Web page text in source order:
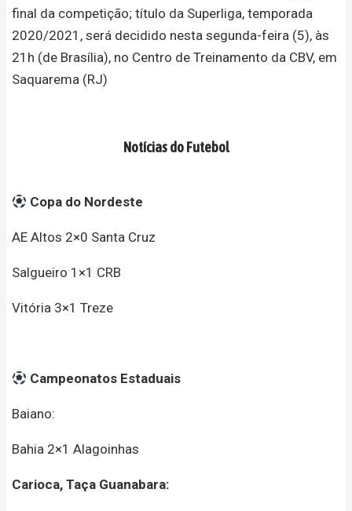
final da competição; título da Superliga, temporada
2020/2021, será decidido nesta segunda-feira (5), às
21h (de Brasília), no Centro de Treinamento da CBV, em
Saquarema (RJ)
Notícias do Futebol
Copa do Nordeste
AE Altos 2×0 Santa Cruz
Salgueiro 1×1 CRB
Vitória 3×1 Treze
Campeonatos Estaduais
Baiano:
Bahia 2×1 Alagoinhas
Carioca, Taça Guanabara: